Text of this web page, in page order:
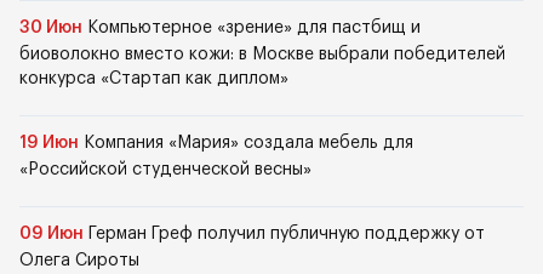
30 Июн Компьютерное «зрение» для пастбищ и
биоволокно вместо кожи: в Москве выбрали победителей
конкурса «Стартап как диплом»
19 Июн Компания «Мария» создала мебель для
«Российской студенческой весны»
09 Июн
Герман Греф получил публичную поддержку от
Олега Сироты